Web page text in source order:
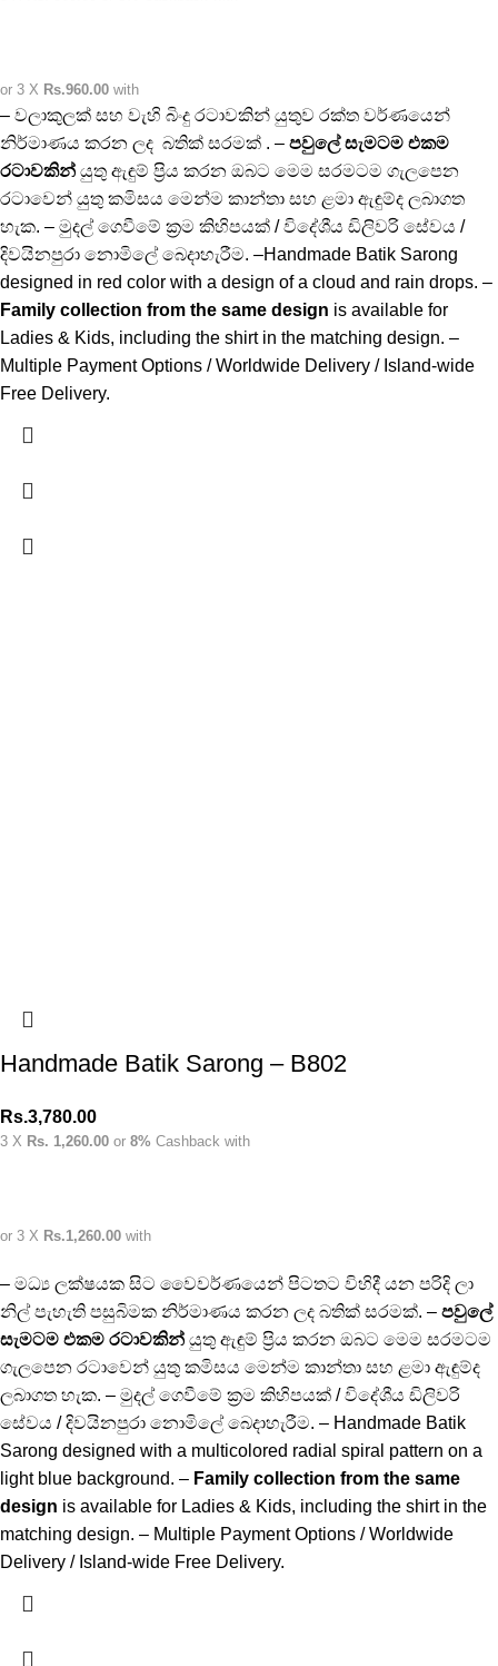
or 3 X Rs.960.00 with
– වලාකුලක් සහ වැහි බිංදු රටාවකින් යුතුව රක්ත වර්ණයෙන්
නිර්මාණය කරන ලද බතික් සරමක් . – පවුලේ සැමටම එකම
රටාවකින් යුතු ඇඳුම් ප්‍රිය කරන ඔබට මෙම සරමටම ගැලපෙන
රටාවෙන් යුතු කමිසය මෙන්ම කාන්තා සහ ළමා ඇඳුම්ද ලබාගත
හැක. – මුදල් ගෙවීමේ ක්‍රම කිහිපයක් / විදේශීය ඩිලිවරි සේවය /
දිවයිනපුරා නොමිලේ බෙදාහැරීම. –Handmade Batik Sarong
designed in red color with a design of a cloud and rain drops. –
Family collection from the same design is available for
Ladies & Kids, including the shirt in the matching design. –
Multiple Payment Options / Worldwide Delivery / Island-wide
Free Delivery.
Handmade Batik Sarong – B802
Rs.3,780.00
3 X Rs. 1,260.00 or 8% Cashback with
or 3 X Rs.1,260.00 with
– මධ්‍ය ලක්ෂයක සිට වෛවර්ණයෙන් පිටතට විහිදී යන පරිදි ලා
නිල් පැහැති පසුබිමක නිර්මාණය කරන ලද බතික් සරමක්. – පවුලේ
සැමටම එකම රටාවකින් යුතු ඇඳුම් ප්‍රිය කරන ඔබට මෙම සරමටම
ගැලපෙන රටාවෙන් යුතු කමිසය මෙන්ම කාන්තා සහ ළමා ඇඳුම්ද
ලබාගත හැක. – මුදල් ගෙවීමේ ක්‍රම කිහිපයක් / විදේශීය ඩිලිවරි
සේවය / දිවයිනපුරා නොමිලේ බෙදාහැරීම. – Handmade Batik
Sarong designed with a multicolored radial spiral pattern on a
light blue background. – Family collection from the same
design is available for Ladies & Kids, including the shirt in the
matching design. – Multiple Payment Options / Worldwide
Delivery / Island-wide Free Delivery.